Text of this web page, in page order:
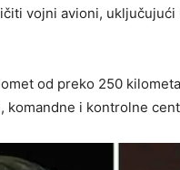
vojni avioni,
od preko 250
komandne i kontrolne